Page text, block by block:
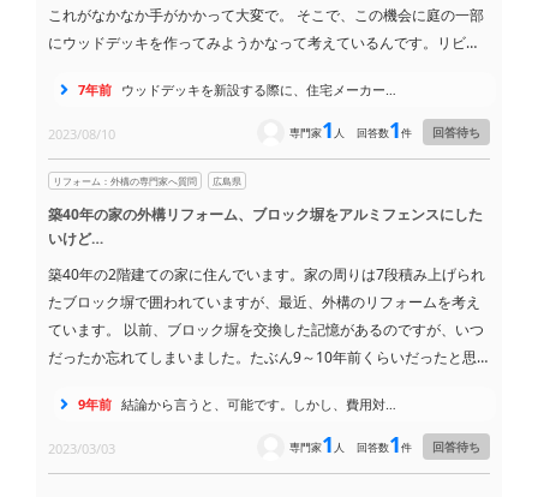
これがなかなか手がかかって大変で。 そこで、この機会に庭の一部
にウッドデッキを作ってみようかなって考えているんです。リビン
か？ ただ、ちょっと心配なのが、家の基礎とか外壁を他の業者さん
がいじると、何かあった時に保証が受けられなくなるって、建築会
証に影響がない方法があるのか、教えていただけますか？
7年前 ウッドデッキを新設する際に、住宅メーカー…
2023/08/10 回答待ち
回答数1件
専門家1 人
リフォーム：外構の専門家へ質問 広島県
築40年の家の外構リフォーム、ブロック塀をアルミフェンスにした
いけど…
築40年の2階建ての家に住んでいます。家の周りは7段積み上げられ
たブロック塀で囲われていますが、最近、外構のリフォームを考え
ています。 以前、ブロック塀を交換した記憶があるのですが、いつ
だったか忘れてしまいました。たぶん9～10年前くらいだったと思
いたりして、見た目も気になってきました。 そこで、ブロック塀を
リフォームしたいのですが、下3段くらいはブロック塀を残し、上を
9年前 結論から言うと、可能です。しかし、費用対…
2023/03/03 回答待ち
回答数1件
専門家1 人